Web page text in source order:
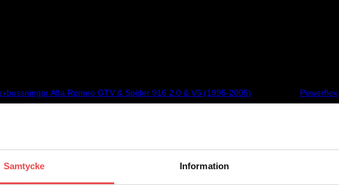
Samtycke Information
Alfa Romeo GTV & Spider 916 2.0 & V6 (1995-2005)
Powerflex